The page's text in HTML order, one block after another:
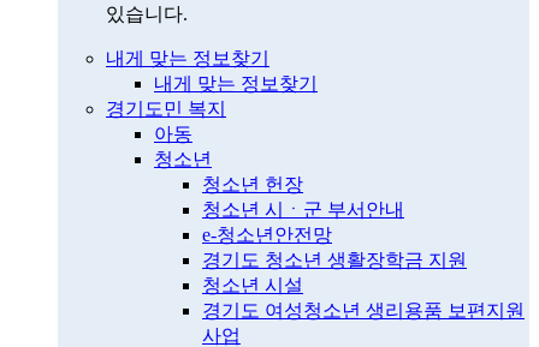
있습니다.
내게 맞는 정보찾기
내게 맞는 정보찾기
경기도민 복지
아동
청소년
청소년 헌장
청소년 시ㆍ군 부서안내
e-청소년안전망
경기도 청소년 생활장학금 지원
청소년 시설
경기도 여성청소년 생리용품 보편지원
사업